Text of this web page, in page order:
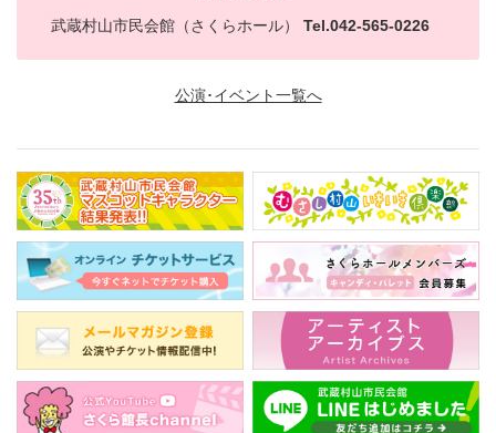
武蔵村山市民会館（さくらホール） Tel.042-565-0226
公演･イベント一覧へ